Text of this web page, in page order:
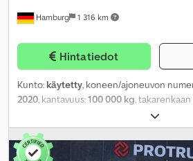
Hamburg 1 316 km
Hintatiedot
Kunto: käytetty, koneen/ajoneuvon
2020, kantavuus:100 000 kg,